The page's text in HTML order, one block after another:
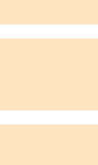
parfaitement